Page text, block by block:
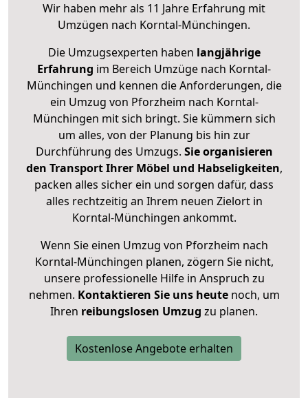
Wir haben mehr als 11 Jahre Erfahrung mit
Umzügen nach Korntal-Münchingen.
Die Umzugsexperten haben langjährige
Erfahrung im Bereich Umzüge nach Korntal-
Münchingen und kennen die Anforderungen, die
ein Umzug von Pforzheim nach Korntal-
Münchingen mit sich bringt. Sie kümmern sich
um alles, von der Planung bis hin zur
Durchführung des Umzugs. Sie organisieren
den Transport Ihrer Möbel und Habseligkeiten,
packen alles sicher ein und sorgen dafür, dass
alles rechtzeitig an Ihrem neuen Zielort in
Korntal-Münchingen ankommt.
Wenn Sie einen Umzug von Pforzheim nach
Korntal-Münchingen planen, zögern Sie nicht,
unsere professionelle Hilfe in Anspruch zu
nehmen. Kontaktieren Sie uns heutenoch, um
Ihren reibungslosen Umzug zu planen.
Kostenlose Angebote erhalten